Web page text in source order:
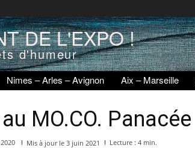
DE L'EXPO !
d'humeur
Nimes – Arles – Avignon Aix – Marseille
MO.CO. Panacée
Mis à jour le 3 juin 2021 Lecture : 4 min.